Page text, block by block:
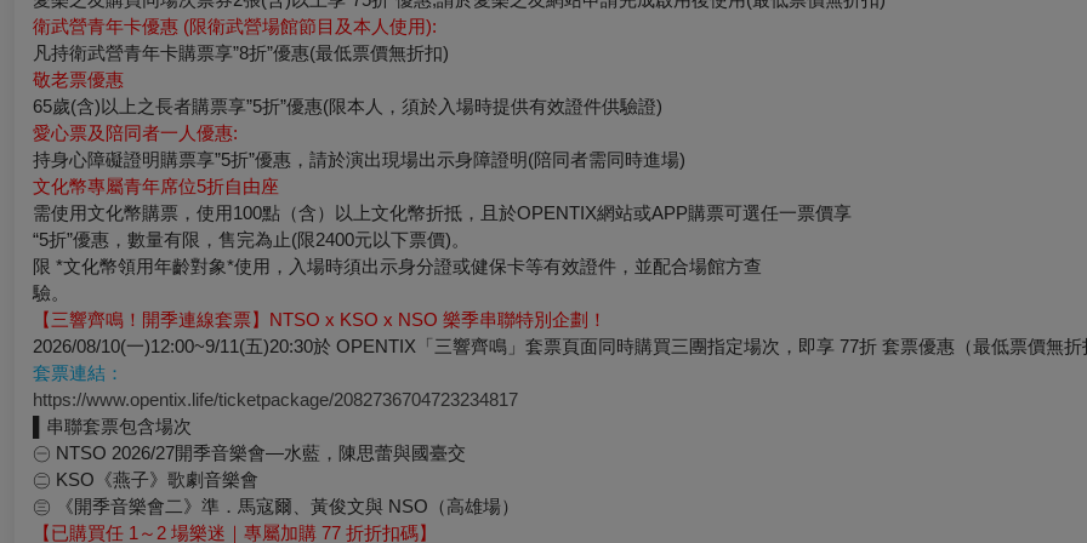
衛武營青年卡優惠 (限衛武營場館節目及本人使用):
凡持衛武營青年卡購票享”8折”優惠(最低票價無折扣)
敬老票優惠
65歲(含)以上之長者購票享”5折”優惠(限本人，須於入場時提供有效證件供驗證)
愛心票及陪同者一人優惠:
持身心障礙證明購票享”5折”優惠，請於演出現場出示身障證明(陪同者需同時進場)
文化幣專屬青年席位5折自由座
需使用文化幣購票，使用100點（含）以上文化幣折抵，且於OPENTIX網站或APP購票可選任一票價享
“5折”優惠，數量有限，售完為止(限2400元以下票價)。
限 *文化幣領用年齡對象*使用，入場時須出示身分證或健保卡等有效證件，並配合場館方查
驗。
【三響齊鳴！開季連線套票】 NTSO x KSO x NSO 樂季串聯特別企劃！
2026/08/10(一)12:00~9/11(五)20:30於 OPENTIX「三響齊鳴」套票頁面同時購買三團指定場次，即享 77折 套票優惠（最低票價無折
套票連結：
https://www.opentix.life/ticketpackage/2082736704723234817
▌串聯套票包含場次
㊀ NTSO 2026/27開季音樂會—水藍，陳思蕾與國臺交
㊁ KSO《燕子》歌劇音樂會
㊂ 《開季音樂會二》準．馬寇爾、黃俊文與 NSO（高雄場）
【已購買任 1 ～ 2 場樂迷｜專屬加購 77 折折扣碼】